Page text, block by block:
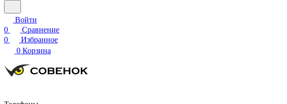
Войти
0
Сравнение
0
Избранное
0 Корзина